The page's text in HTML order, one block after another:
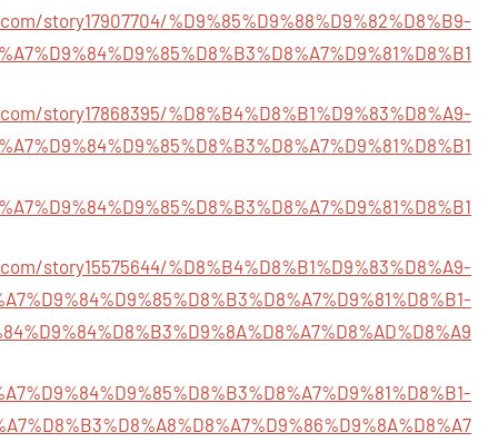
story17907704/%D9%85%D9%88%D9%82%D8%B9-
story17868395/%D8%B4%D8%B1%D9%83%D8%A9-
story15575644/%D8%B4%D8%B1%D9%83%D8%A9-